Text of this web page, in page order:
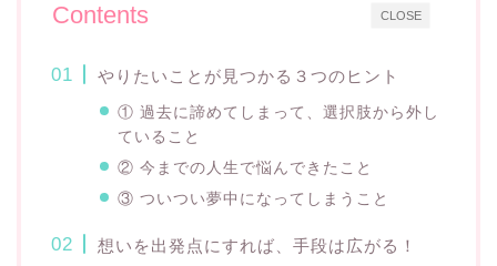
CLOSE
Contents
やりたいことが見つかる３つのヒント
① 過去に諦めてしまって、選択肢から外し
ていること
② 今までの人生で悩んできたこと
③ ついつい夢中になってしまうこと
想いを出発点にすれば、手段は広がる！